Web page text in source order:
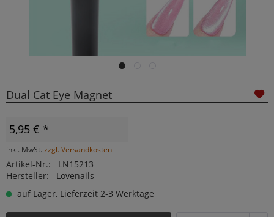
Dual Cat Eye Magnet
5,95 € *
inkl. MwSt. zzgl. Versandkosten
Artikel-Nr.:
LN15213
Hersteller:
Lovenails
auf Lager, Lieferzeit 2-3 Werktage